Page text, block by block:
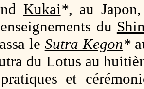
Kukai*, au
du
le Sutra Kegon*
du Lotus au
et